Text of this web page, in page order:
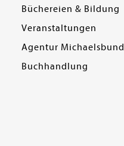
Büchereien & Bildung
Veranstaltungen
Agentur Michaelsbund
Buchhandlung